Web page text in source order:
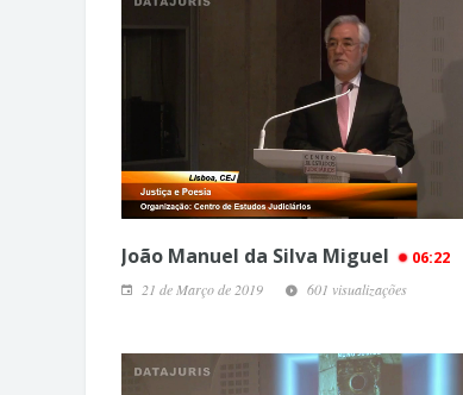
João Manuel da Silva Miguel 06:22
21 de Março de 2019 601 visualizações